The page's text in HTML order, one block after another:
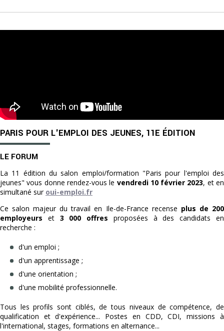
PARIS POUR L'EMPLOI DES JEUNES, 11E ÉDITION
LE FORUM
La 11 édition du salon emploi/formation "Paris pour l'emploi des
jeunes" vous donne rendez-vousle vendredi 10 février 2023, et en
simultané sur oui-emploi.fr
Ce salon majeur du travail en Ile-de-France recense plus de 200
employeurs et 3 000 offres proposées à des candidats en
recherche :
d'un emploi ;
d'un apprentissage ;
d'une orientation ;
d'une mobilité professionnelle.
Tous les profils sont ciblés, de tous niveaux de compétence, de
qualification et d'expérience... Postes en CDD, CDI, missions à
l'international, stages, formations en alternance...